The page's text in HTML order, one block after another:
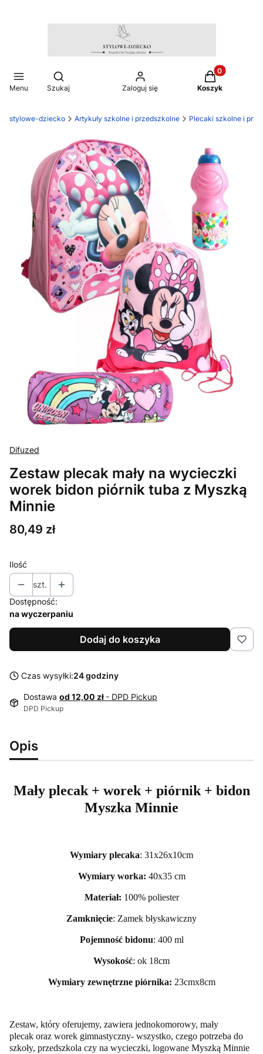
Menu
Otwórz wyszukiwarkę
Szukaj Zaloguj się
Produkty w
Koszyk
stylowe-dziecko Artykuły szkolne i przedszkolne Plecaki szkolne i
Difuzed
Zestaw plecak mały na wycieczki
worek bidon piórnik tuba z Myszką
Minnie
Cena
80,49 zł
Ilość
szt.
Dostępność:
na wyczerpaniu
Dodaj do koszyka
Czas wysyłki:24 godziny
Dostawa od 12,00 zł - DPD Pickup
DPD Pickup
Opis
Mały plecak + worek + piórnik + bidon
Myszka Minnie
Wymiary plecaka: 31x26x10cm
Wymiary worka: 40x35 cm
Materiał: 100% poliester
Zamknięcie: Zamek błyskawiczny
Pojemność bidonu: 400 ml
Wysokość: ok 18cm
Wymiary zewnętrzne piórnika: 23cmx8cm
Zestaw, który oferujemy, zawiera jednokomorowy, mały
plecak oraz worek gimnastyczny- wszystko, czego potrzeba do
szkoły, przedszkola czy na wycieczki, logowane Myszką Minnie